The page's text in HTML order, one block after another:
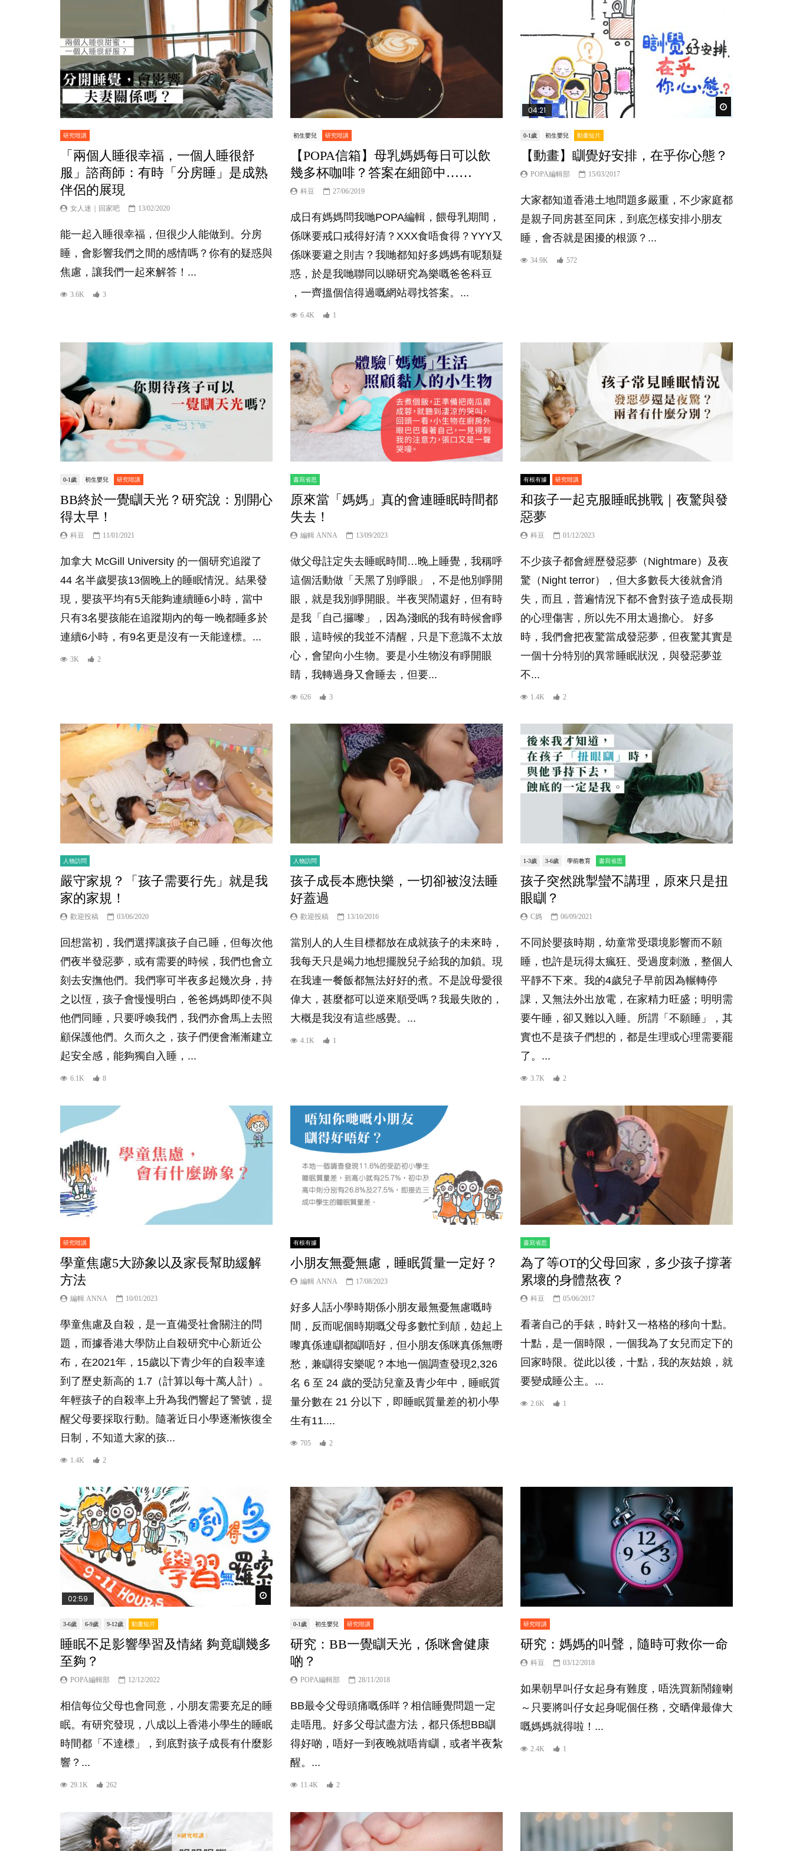
研究咁講
「兩個人睡很幸福，一個人睡很舒
服」諮商師：有時「分房睡」是成熟
伴侶的展現
女人迷｜回家吧 13/02/2020
能一起入睡很幸福，但很少人能做到。分房
睡，會影響我們之間的感情嗎？你有的疑惑與
焦慮，讓我們一起來解答！...
3.6K 3
初生嬰兒 研究咁講
【POPA信箱】母乳媽媽每日可以飲
幾多杯咖啡？答案在細節中……
科豆 27/06/2019
成日有媽媽問我哋POPA編輯，餵母乳期間，
係咪要戒口戒得好清？XXX食唔食得？YYY又
係咪要避之則吉？我哋都知好多媽媽有呢類疑
惑，於是我哋聯同以睇研究為樂嘅爸爸科豆
，一齊搵個信得過嘅網站尋找答案。...
6.4K 1
04:21
0-1歲 初生嬰兒 動畫短片
【動畫】瞓覺好安排，在乎你心態？
POPA編輯部 15/03/2017
大家都知道香港土地問題多嚴重，不少家庭都
是親子同房甚至同床，到底怎樣安排小朋友
睡，會否就是困擾的根源？...
34.9K 572
0-1歲 初生嬰兒 研究咁講
BB終於一覺瞓天光？研究說：別開心
得太早！
科豆 11/01/2021
加拿大 McGill University 的一個研究追蹤了
44 名半歲嬰孩13個晚上的睡眠情況。結果發
現，嬰孩平均有5天能夠連續睡6小時，當中
只有3名嬰孩能在追蹤期內的每一晚都睡多於
連續6小時，有9名更是沒有一天能達標。...
3K 2
書寫省思
原來當「媽媽」真的會連睡眠時間都
失去！
編輯 ANNA 13/09/2023
做父母註定失去睡眠時間…晚上睡覺，我稱呼
這個活動做「天黑了別睜眼」，不是他別睜開
眼，就是我別睜開眼。半夜哭鬧還好，但有時
是我「自己攞嚟」，因為淺眠的我有時候會睜
眼，這時候的我並不清醒，只是下意識不太放
心，會望向小生物。要是小生物沒有睜開眼
睛，我轉過身又會睡去，但要...
626 3
有根有據 研究咁講
和孩子一起克服睡眠挑戰｜夜驚與發
惡夢
科豆 01/12/2023
不少孩子都會經歷發惡夢（Nightmare）及夜
驚（Night terror），但大多數長大後就會消
失，而且，普遍情況下都不會對孩子造成長期
的心理傷害，所以先不用太過擔心。 好多
時，我們會把夜驚當成發惡夢，但夜驚其實是
一個十分特別的異常睡眠狀況，與發惡夢並
不...
1.4K 2
人物訪問
嚴守家規？「孩子需要行先」就是我
家的家規！
歡迎投稿 03/06/2020
回想當初，我們選擇讓孩子自己睡，但每次他
們夜半發惡夢，或有需要的時候，我們也會立
刻去安撫他們。我們寧可半夜多起幾次身，持
之以恆，孩子會慢慢明白，爸爸媽媽即使不與
他們同睡，只要呼喚我們，我們亦會馬上去照
顧保護他們。久而久之，孩子們便會漸漸建立
起安全感，能夠獨自入睡，...
6.1K 8
人物訪問
孩子成長本應快樂，一切卻被沒法睡
好蓋過
歡迎投稿 13/10/2016
當別人的人生目標都放在成就孩子的未來時，
我每天只是竭力地想擺脫兒子給我的加鎖。現
在我連一餐飯都無法好好的煮。不是說母愛很
偉大，甚麼都可以逆來順受嗎？我最失敗的，
大概是我沒有這些感覺。...
4.1K 1
1-3歲 3-6歲 學前教育 書寫省思
孩子突然跳掣蠻不講理，原來只是扭
眼瞓？
C媽 06/09/2021
不同於嬰孩時期，幼童常受環境影響而不願
睡，也許是玩得太瘋狂、受過度刺激，整個人
平靜不下來。我的4歲兒子早前因為輾轉停
課，又無法外出放電，在家精力旺盛；明明需
要午睡，卻又難以入睡。所謂「不願睡」，其
實也不是孩子們想的，都是生理或心理需要罷
了。...
3.7K 2
研究咁講
學童焦慮5大跡象以及家長幫助緩解
方法
編輯 ANNA 10/01/2023
學童焦慮及自殺，是一直備受社會關注的問
題，而據香港大學防止自殺研究中心新近公
布，在2021年，15歲以下青少年的自殺率達
到了歷史新高的 1.7（計算以每十萬人計）。
年輕孩子的自殺率上升為我們響起了警號，提
醒父母要採取行動。隨著近日小學逐漸恢復全
日制，不知道大家的孩...
1.4K 2
有根有據
小朋友無憂無慮，睡眠質量一定好？
編輯 ANNA 17/08/2023
好多人話小學時期係小朋友最無憂無慮嘅時
間，反而呢個時期嘅父母多數忙到顛，攰起上
嚟真係連瞓都瞓唔好，但小朋友係咪真係無嘢
愁，兼瞓得安樂呢？本地一個調查發現2,326
名 6 至 24 歲的受訪兒童及青少年中，睡眠質
量分數在 21 分以下，即睡眠質量差的初小學
生有11....
705 2
書寫省思
為了等OT的父母回家，多少孩子撐著
累壞的身體熬夜？
科豆 05/06/2017
看著自己的手錶，時針又一格格的移向十點。
十點，是一個時限，一個我為了女兒而定下的
回家時限。從此以後，十點，我的灰姑娘，就
要變成睡公主。...
2.6K 1
Watch Later
02:59
3-6歲 6-9歲 9-12歲 動畫短片
睡眠不足影響學習及情緒 夠竟瞓幾多
至夠？
POPA編輯部 12/12/2022
相信每位父母也會同意，小朋友需要充足的睡
眠。有研究發現，八成以上香港小學生的睡眠
時間都「不達標」，到底對孩子成長有什麼影
響？...
29.1K 262
0-1歲 初生嬰兒 研究咁講
研究：BB一覺瞓天光，係咪會健康
啲？
POPA編輯部 28/11/2018
BB最令父母頭痛嘅係咩？相信睡覺問題一定
走唔甩。好多父母試盡方法，都只係想BB瞓
得好啲，唔好一到夜晚就唔肯瞓，或者半夜紮
醒。...
11.4K 2
研究咁講
研究：媽媽的叫聲，隨時可救你一命
科豆 03/12/2018
如果朝早叫仔女起身有難度，唔洗買新鬧鐘喇
～只要將叫仔女起身呢個任務，交晒俾最偉大
嘅媽媽就得啦！...
2.4K 1